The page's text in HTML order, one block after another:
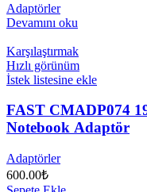
Adaptörler
Devamını oku
Karşılaştırmak
Hızlı görünüm
İstek listesine ekle
FAST CMADP074
Notebook Adaptör
Adaptörler
600.00₺